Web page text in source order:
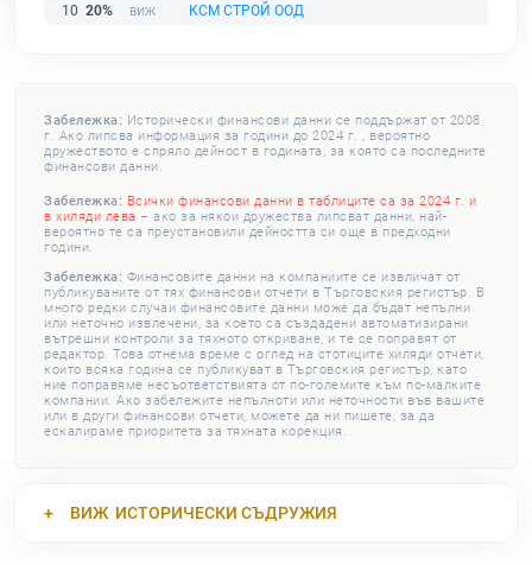
10 20% КСМ СТРОЙ ООД
Забележка: Исторически финансови данни се поддържат от 2008
г. Ако липсва информация за години до 2024 г. , вероятно
дружеството е спряло дейност в годината, за която са последните
финансови данни.
Забележка: Всички финансови данни в таблиците са за 2024 г. и
в хиляди лева – ако за някои дружества липсват данни, най-
вероятно те са преустановили дейността си още в предходни
години.
Забележка: Финансовите данни на компаниите се извличат от
публикуваните от тях финансови отчети в Търговския регистър. В
много редки случаи финансовите данни може да бъдат непълни
или неточно извлечени, за което са създадени автоматизирани
вътрешни контроли за тяхното откриване, и те се поправят от
редактор. Това отнема време с оглед на стотиците хиляди отчети,
които всяка година се публикуват в Търговския регистър, като
ние поправяме несъответствията от по-големите към по-малките
компании. Ако забележите непълноти или неточности във вашите
или в други финансови отчети, можете да ни пишете, за да
ескалираме приоритета за тяхната корекция.
ВИЖ ИСТОРИЧЕСКИ СЪДРУЖИЯ